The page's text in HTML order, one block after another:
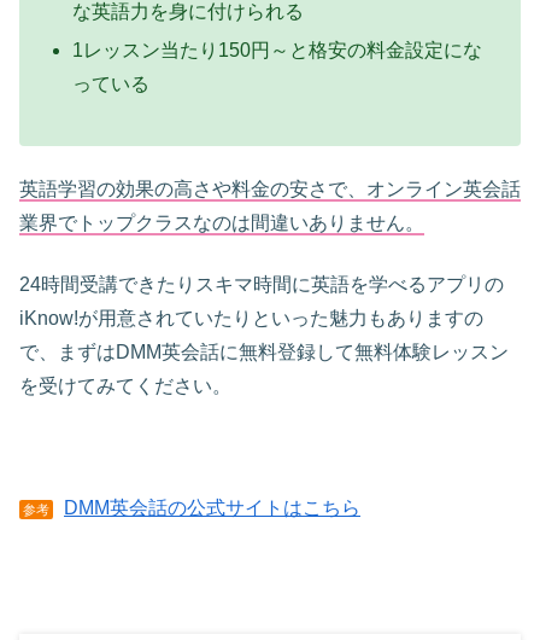
な英語力を身に付けられる
1レッスン当たり150円～と格安の料金設定にな
っている
英語学習の効果の高さや料金の安さで、オンライン英会話
業界でトップクラスなのは間違いありません。
24時間受講できたりスキマ時間に英語を学べるアプリの
iKnow!が用意されていたりといった魅力もありますの
で、まずはDMM英会話に無料登録して無料体験レッスン
を受けてみてください。
参考 DMM英会話の公式サイトはこちら